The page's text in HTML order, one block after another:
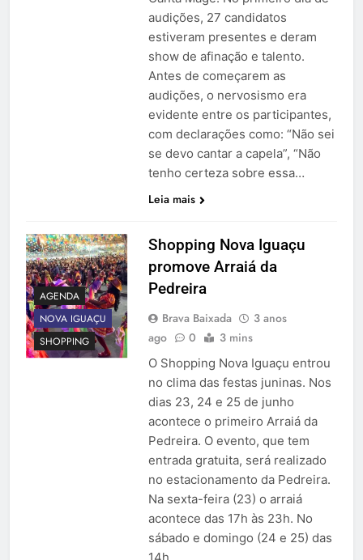
audições, 27 candidatos
estiveram presentes e deram
show de afinação e talento.
Antes de começarem as
audições, o nervosismo era
evidente entre os participantes,
com declarações como: “Não sei
se devo cantar a capela”, “Não
tenho certeza sobre essa…
Leia mais
AGENDA
NOVA IGUAÇU
SHOPPING
Shopping Nova Iguaçu
promove Arraiá da
Pedreira
Brava Baixada
3 anos
ago
0 3 mins
O Shopping Nova Iguaçu entrou
no clima das festas juninas. Nos
dias 23, 24 e 25 de junho
acontece o primeiro Arraiá da
Pedreira. O evento, que tem
entrada gratuita, será realizado
no estacionamento da Pedreira.
Na sexta-feira (23) o arraiá
acontece das 17h às 23h. No
sábado e domingo (24 e 25) das